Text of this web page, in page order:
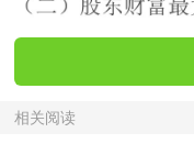
相关阅读